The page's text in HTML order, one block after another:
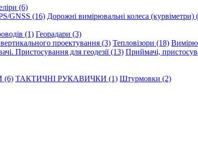
(6)
GNSS (16) Дорожні вимірювальні колеса (курвіметри)
(1) Георадари (3)
проектування (3) Тепловізори (18)
Пристосування для геодезії (13) Приймачі,
(6) ТАКТИЧНІ РУКАВИЧКИ (1) Штурмовки (2)